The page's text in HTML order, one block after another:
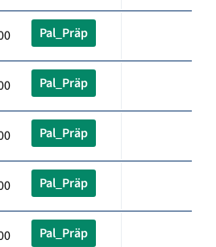
Pal_Präp
Pal_Präp
Pal_Präp
Pal_Präp
Pal_Präp